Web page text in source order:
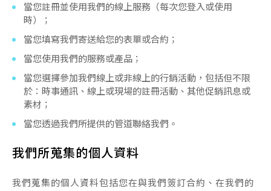
當您註冊並使用我們的線上服務（每次您登入或使用
時）；
當您填寫我們寄送給您的表單或合約；
當您使用我們的服務或產品；
當您選擇參加我們線上或非線上的行銷活動，包括但不限
於：時事通訊、線上或現場的註冊活動、其他促銷訊息或
素材；
當您透過我們所提供的管道聯絡我們。
我們所蒐集的個人資料
我們蒐集的個人資料包括您在與我們簽訂合約、在我們的